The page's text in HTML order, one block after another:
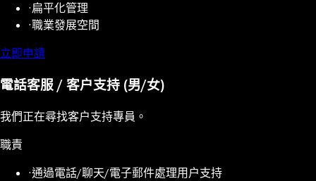
·扁平化管理
·職業發展空間
立即申請
電話客服 / 客户支持 (男/女)
我們正在尋找客户支持專員。
職責
·通過電話/聊天/電子郵件處理用户支持